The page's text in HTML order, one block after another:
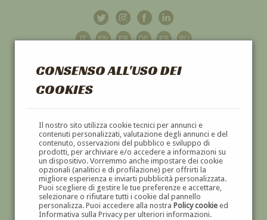
CONSENSO ALL'USO DEI
COOKIES
Il nostro sito utilizza cookie tecnici per annunci e
contenuti personalizzati, valutazione degli annunci e del
contenuto, osservazioni del pubblico e sviluppo di
prodotti, per archiviare e/o accedere a informazioni su
un dispositivo. Vorremmo anche impostare dei cookie
opzionali (analitici e di profilazione) per offrirti la
migliore esperienza e inviarti pubblicità personalizzata.
Puoi scegliere di gestire le tue preferenze e accettare,
selezionare o rifiutare tutti i cookie dal pannello
personalizza. Puoi accedere alla nostra Policy cookieed
Informativa sulla Privacy per ulteriori informazioni.
GALLERIAD'ARTE
DIPINTI E SCULTURE '800 E '900